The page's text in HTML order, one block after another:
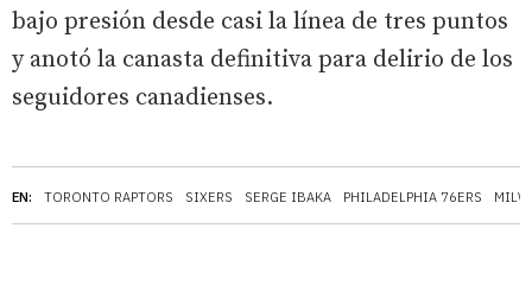
EN: TORONTO RAPTORS SIXERS SERGE IBAKA PHILADELPHIA 76ERS
bajo presión desde casi la línea de tres puntos
y anotó la canasta definitiva para delirio de los
seguidores canadienses.